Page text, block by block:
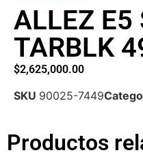
ALLEZ E5
TARBLK
$2,625,000.00
SKU 90025-7449
Productos